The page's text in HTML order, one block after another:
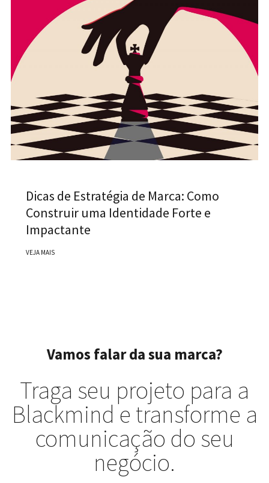
Dicas de Estratégia de Marca: Como
Construir uma Identidade Forte e
Impactante
VEJA MAIS
Vamos falar da sua marca?
Traga seu projeto para a
Blackmind e transforme a
comunicação do seu
negócio.